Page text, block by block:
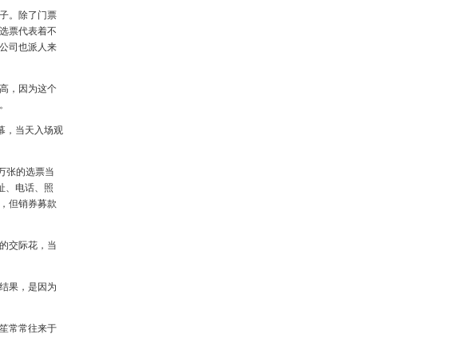
。除了门票
票代表着不
司也派人来
，因为这个
，当天入场观
张的选票当
、电话、照
但销券募款
交际花，当
果，是因为
常常往来于